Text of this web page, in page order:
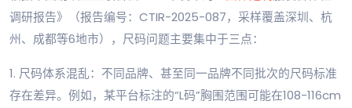
调研报告》（报告编号：CTIR-2025-087，采样覆盖深圳、杭
州、成都等6地市），尺码问题主要集中于三点：
1. 尺码体系混乱：不同品牌、甚至同一品牌不同批次的尺码标准
存在差异。例如，某平台标注的“L码”胸围范围可能在108-116cm